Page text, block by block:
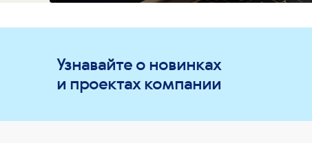
Узнавайте о новинках
и проектах компании